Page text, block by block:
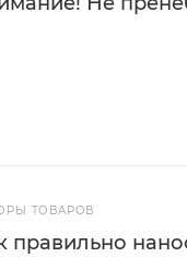
ТОВАРОВ
правильно